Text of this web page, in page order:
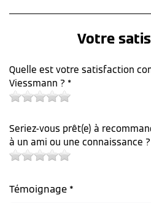
Votre
Quelle est votre satisfaction
Viessmann ? *
Seriez-vous prêt(e) à
à un ami ou une connaissance
Témoignage *